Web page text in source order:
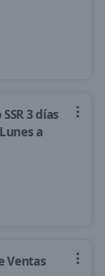
3 días
a
Ventas